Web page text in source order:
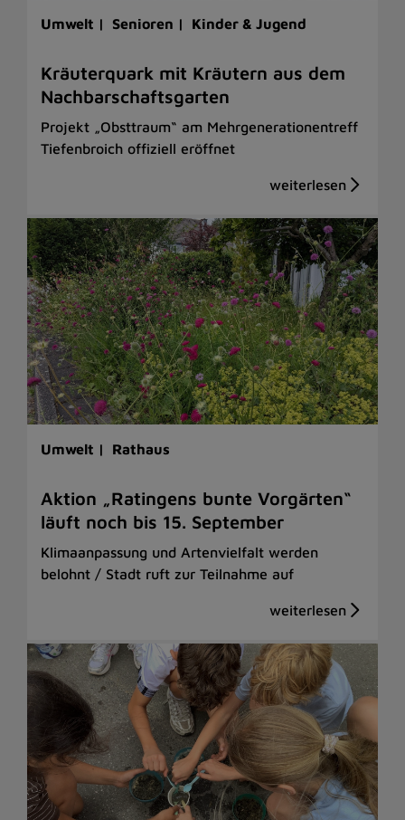
Umwelt | Senioren | Kinder & Jugend
Kräuterquark mit Kräutern aus dem
Nachbarschaftsgarten
Projekt „Obsttraum“ am Mehrgenerationentreff
Tiefenbroich offiziell eröffnet
Umwelt | Rathaus
Aktion „Ratingens bunte Vorgärten“
läuft noch bis 15. September
Klimaanpassung und Artenvielfalt werden
belohnt / Stadt ruft zur Teilnahme auf